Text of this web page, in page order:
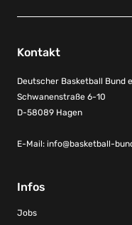
Kontakt
Deutscher Basketball Bund
Schwanenstraße 6-10
D-58089 Hagen
E-Mail: info@basketball-
Infos
Jobs